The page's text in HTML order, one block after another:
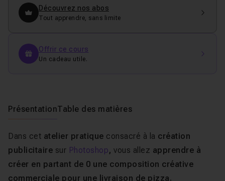
Découvrez nos abos
Tout apprendre, sans limite
Offrir ce cours
Un cadeau utile.
PrésentationTable des matières
Dans cet atelier pratique consacré à la création
publicitaire sur Photoshop, vous allez apprendre à
créer en partant de 0 une composition créative
commerciale pour une livraison de pizza.